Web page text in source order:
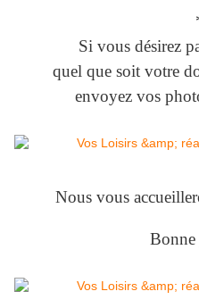
Si vous désirez
quel que soit votre
envoyez vos
Nous vous
Bonne